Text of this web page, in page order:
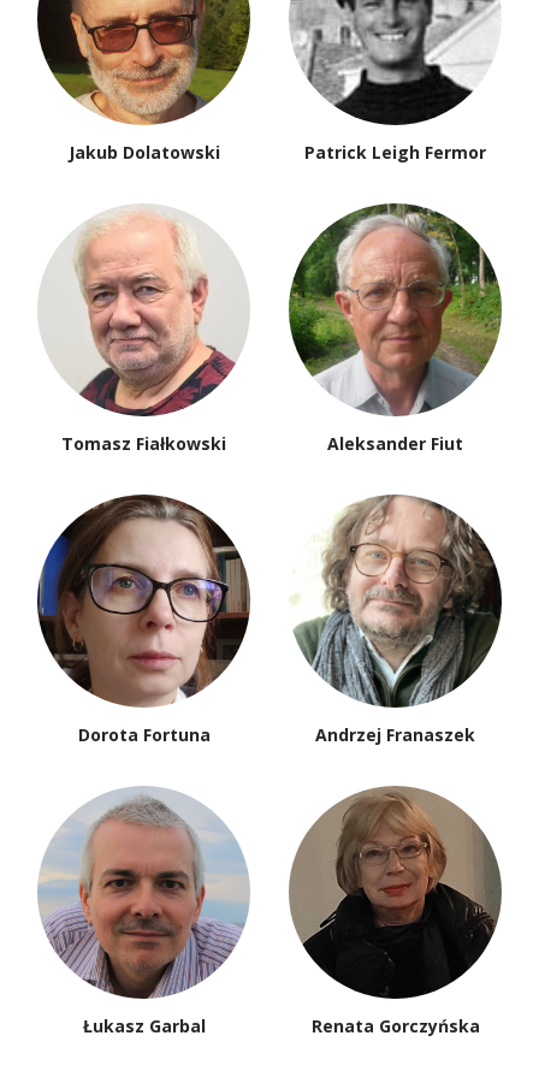
Jakub Dolatowski Patrick Leigh Fermor
Tomasz Fiałkowski Aleksander Fiut
Dorota Fortuna Andrzej Franaszek
Łukasz Garbal Renata Gorczyńska